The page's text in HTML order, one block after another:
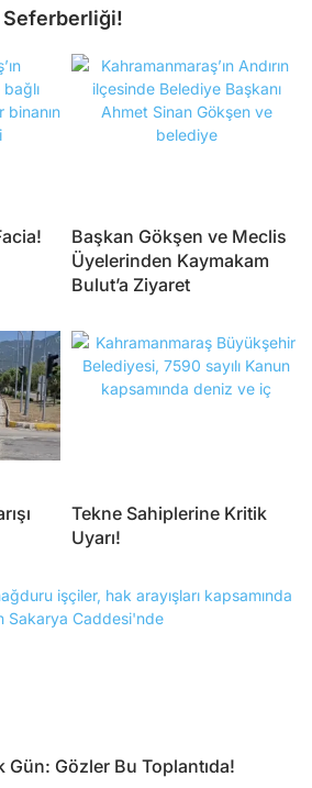
Seferberliği!
Başkan Gökşen ve Meclis
Üyelerinden Kaymakam
Bulut’a Ziyaret
Tekne Sahiplerine Kritik
Uyarı!
Gözler Bu Toplantıda!